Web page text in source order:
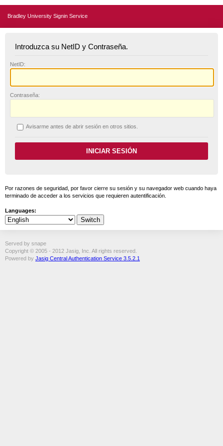
Bradley University Signin Service
Introduzca su NetID y Contraseña.
NetID:
Contraseña:
Avisarme antes de abrir sesión en otros sitios.
Por razones de seguridad, por favor cierre su sesión y su navegador web cuando haya
terminado de acceder a los servicios que requieren autentificación.
Languages:
Served by snape
Copyright © 2005 - 2012 Jasig, Inc. All rights reserved.
Powered by Jasig Central Authentication Service 3.5.2.1